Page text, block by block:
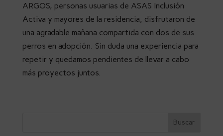
ARGOS, personas usuarias de ASAS Inclusión
Activa y mayores de la residencia, disfrutaron de
una agradable mañana compartida con dos de sus
perros en adopción. Sin duda una experiencia para
repetir y quedamos pendientes de llevar a cabo
más proyectos juntos.